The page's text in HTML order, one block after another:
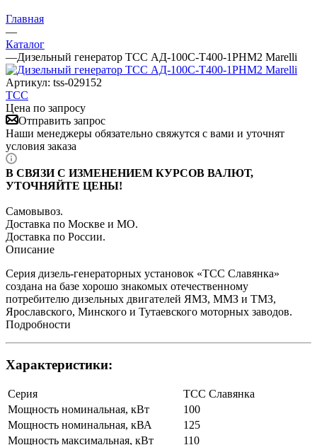
Главная
—
Каталог
—Дизельный генератор ТСС АД-100С-Т400-1РНМ2 Marelli
Артикул: tss-029152
ТСС
Цена по запросу
Отправить запрос
Наши менеджеры обязательно свяжутся с вами и уточнят
условия заказа
В СВЯЗИ С ИЗМЕНЕНИЕМ КУРСОВ ВАЛЮТ,
УТОЧНЯЙТЕ ЦЕНЫ!
Самовывоз.
Доставка по Москве и МО.
Доставка по России.
Описание
Серия дизель-генераторных установок «ТСС Славянка»
создана на базе хорошо знакомых отечественному
потребителю дизельных двигателей ЯМЗ, ММЗ и ТМЗ,
Ярославского, Минского и Тутаевского моторных заводов.
Подробности
Характеристики:
Серия
ТСС Славянка
Мощность номинальная, кВт
100
Мощность номинальная, кВА
125
Мощность максимальная, кВт
110